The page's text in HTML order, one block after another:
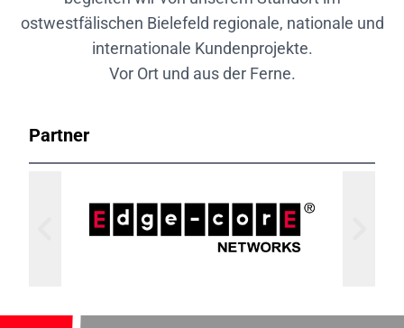
ostwestfälischen Bielefeld regionale, nationale und
internationale Kundenprojekte.
Vor Ort und aus der Ferne.
Partner